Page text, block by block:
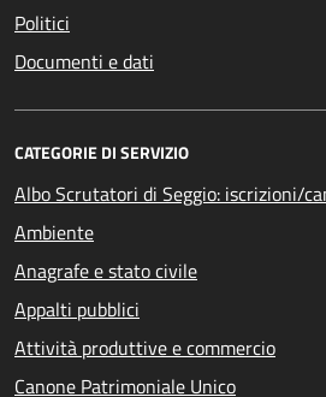
Politici
Documenti e dati
CATEGORIE DI SERVIZIO
Albo Scrutatori di Seggio: iscrizioni/
Ambiente
Anagrafe e stato civile
Appalti pubblici
Attività produttive e commercio
Canone Patrimoniale Unico